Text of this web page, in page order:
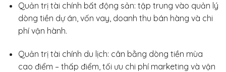
Quản trị tài chính bất động sản: tập trung vào quản lý
dòng tiền dự án, vốn vay, doanh thu bán hàng và chi
phí vận hành.
Quản trị tài chính du lịch: cân bằng dòng tiền mùa
cao điểm – thấp điểm, tối ưu chi phí marketing và vận